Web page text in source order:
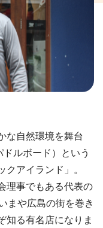
な自然環境を舞台
ルボード）という
クアイランド」。
理事でもある代表の
まや広島の街を巻き
知る有名店になりま